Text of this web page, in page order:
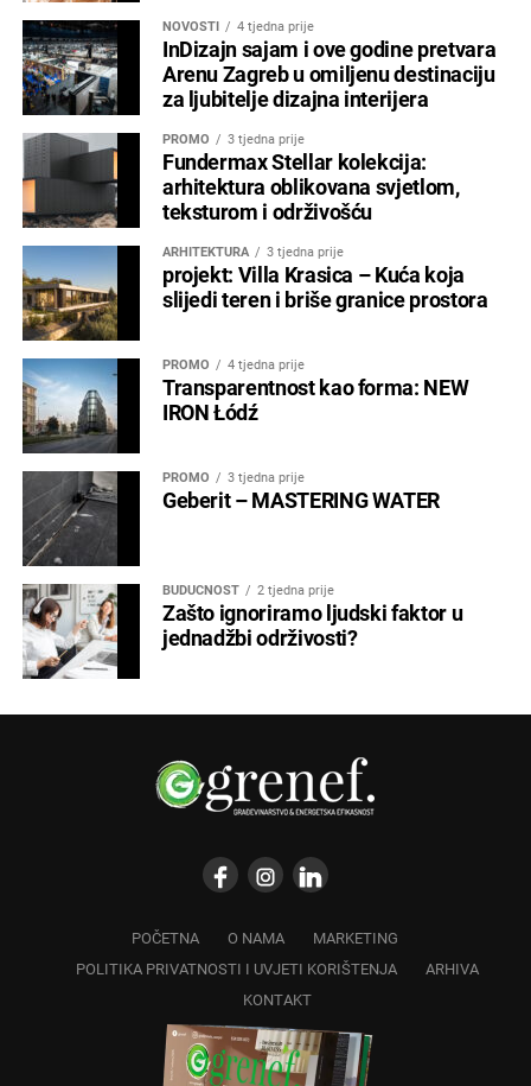
NOVOSTI 4 tjedna prije
InDizajn sajam i ove godine pretvara
Arenu Zagreb u omiljenu destinaciju
za ljubitelje dizajna interijera
PROMO 3 tjedna prije
Fundermax Stellar kolekcija:
arhitektura oblikovana svjetlom,
teksturom i održivošću
ARHITEKTURA 3 tjedna prije
projekt: Villa Krasica – Kuća koja
slijedi teren i briše granice prostora
PROMO 4 tjedna prije
Transparentnost kao forma: NEW
IRON Łódź
PROMO 3 tjedna prije
Geberit – MASTERING WATER
BUDUĆNOST 2 tjedna prije
Zašto ignoriramo ljudski faktor u
jednadžbi održivosti?
POČETNA O NAMA
MARKETING
POLITIKA PRIVATNOSTI I UVJETI KORIŠTENJA
ARHIVA
KONTAKT